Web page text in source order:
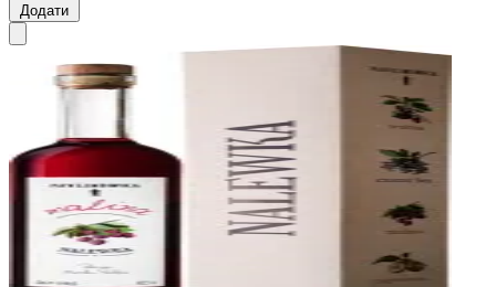
Додати